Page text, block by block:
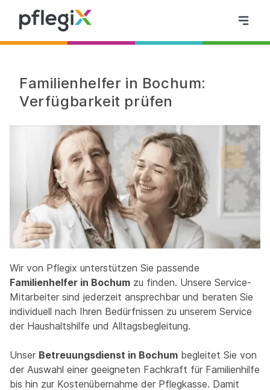
Familienhelfer in Bochum:
Verfügbarkeit prüfen
Wir von Pflegix unterstützen Sie passende
Familienhelfer in Bochum zu finden. Unsere Service-
Mitarbeiter sind jederzeit ansprechbar und beraten Sie
individuell nach Ihren Bedürfnissen zu unserem Service
der Haushaltshilfe und Alltagsbegleitung.
Unser Betreuungsdienst in Bochum begleitet Sie von
der Auswahl einer geeigneten Fachkraft für Familienhilfe
bis hin zur Kostenübernahme der Pflegkasse. Damit